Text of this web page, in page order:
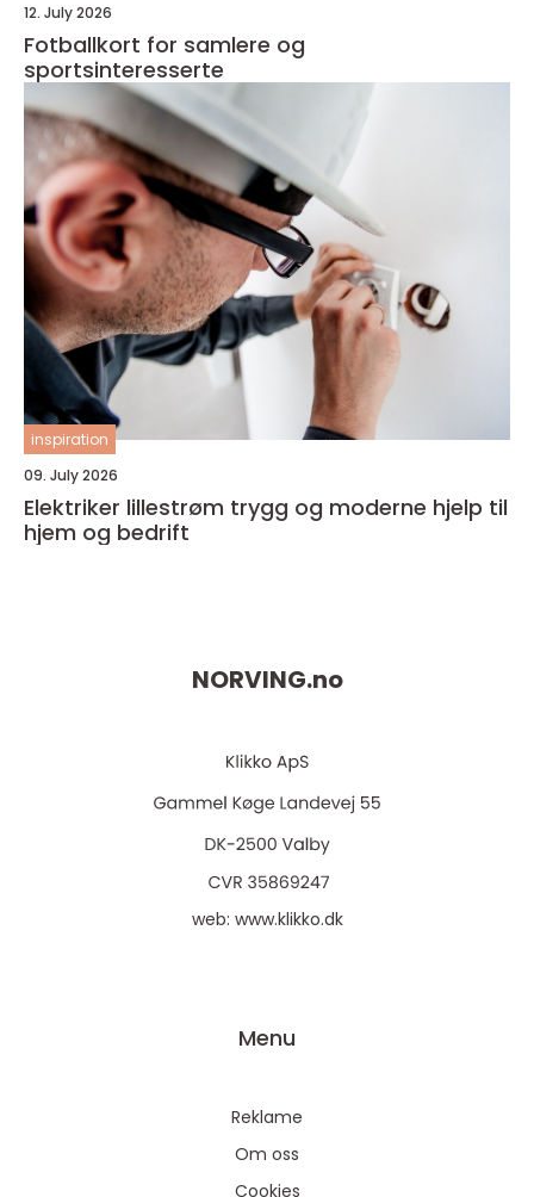
12. July 2026
Fotballkort for samlere og
sportsinteresserte
inspiration
09. July 2026
Elektriker lillestrøm trygg og moderne hjelp til
hjem og bedrift
NORVING.no
web: www.klikko.dk
Menu
Reklame
Om oss
Cookies